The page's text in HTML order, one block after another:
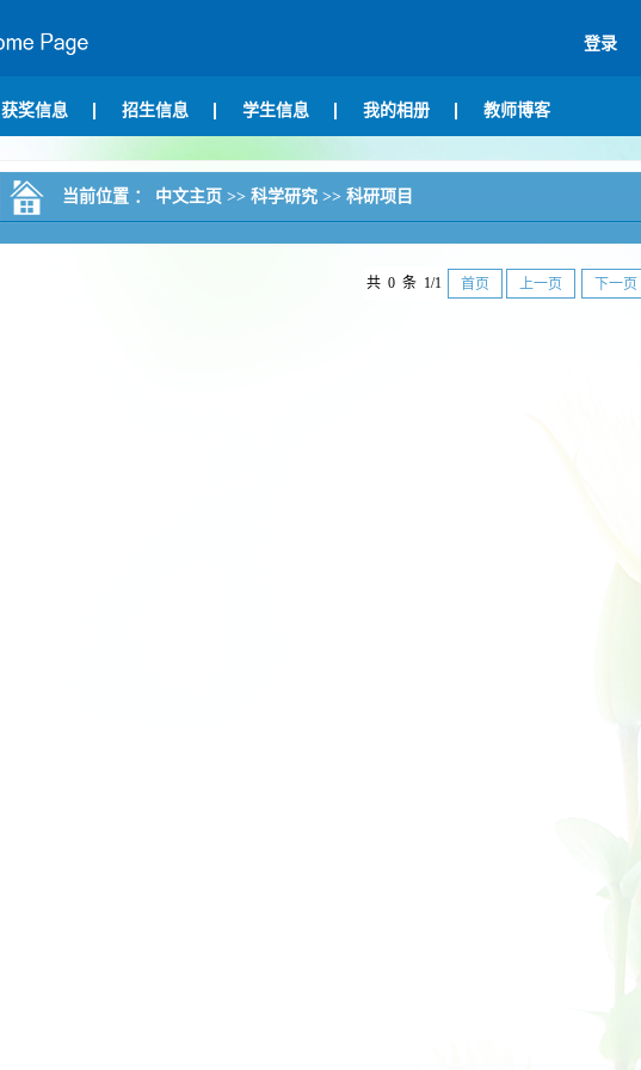
登录
获奖信息 招生信息 学生信息 我的相册 教师博客
当前位置 ： 中文主页 >> 科学研究 >> 科研项目
共 0 条 1/1 首页 上一页 下一页